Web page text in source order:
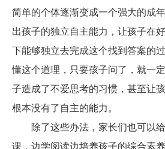
简单的个体逐渐变成一个强大的成
出孩子的独立自主能力，让孩子在
下能够独立去完成这个找到答案的
懂这个道理，只要孩子问了，就一
子造成了不爱思考的习惯，甚至让
根本没有了自主的能力。
除了这些办法，家长们也可以
课，边学阅读边培养孩子的综合素